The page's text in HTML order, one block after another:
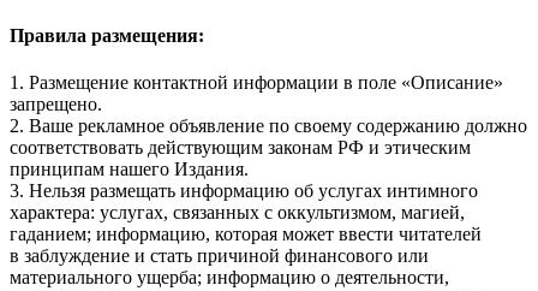
Правила размещения:
1. Размещение контактной информации в поле «Описание»
запрещено.
2. Ваше рекламное объявление по своему содержанию должно
соответствовать действующим законам РФ и этическим
принципам нашего Издания.
3. Нельзя размещать информацию об услугах интимного
характера: услугах, связанных с оккультизмом, магией,
гаданием; информацию, которая может ввести читателей
в заблуждение и стать причиной финансового или
материального ущерба; информацию о деятельности,